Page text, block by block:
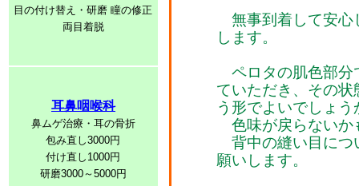
目の付け替え・研磨 瞳の修正
両目着脱
耳鼻咽喉科
鼻ムゲ治療・耳の骨折
包み直し3000円
付け直し1000円
研磨3000～5000円
無事到着して安心
します。
ペロタの肌色部分
ていただき、その
う形でよいでしょう
色味が戻らないか
背中の縫い目につ
願いします。